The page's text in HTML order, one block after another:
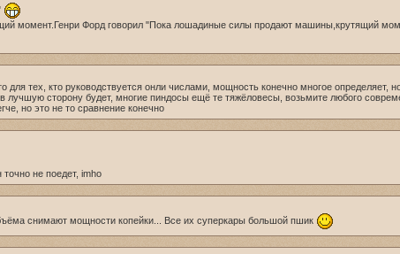
момент.Генри Форд говорил "Пока лошадиные силы продают машины,крутящий
для тех, кто руководствуется онли числами, мощность конечно многое
сторону будет, многие пиндосы ещё те тяжёловесы, возьмите любого
но это не то сравнение конечно
не поедет, imho
снимают мощности копейки... Все их суперкары большой пшик